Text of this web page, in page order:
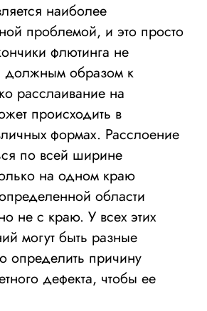
наиболее
проблемой, и это просто
флютинга не
должным образом к
расслаивание на
происходить в
формах. Расслоение
по всей ширине
на одном краю
области
не с краю. У всех этих
могут быть разные
определить причину
дефекта, чтобы ее